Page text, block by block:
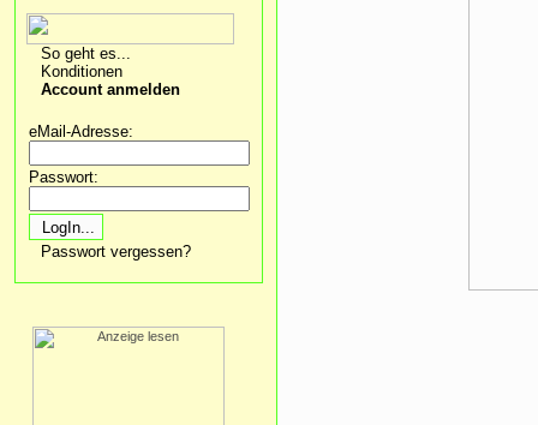
So geht es...
Konditionen
Account anmelden
eMail-Adresse:
Passwort:
Passwort vergessen?